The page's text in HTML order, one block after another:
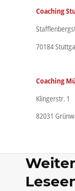
Coaching
70184
Coaching
Klingerstr. 1
82031